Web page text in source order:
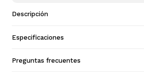
Descripción
Especificaciones
Preguntas frecuentes